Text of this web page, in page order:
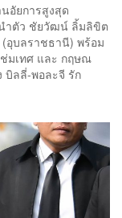
อัยการสูงสุด
ำตัว ชัยวัฒน์ ลิ้มลิขิต
อุบลราชธานี) พร้อม
มเทศ และ กฤษณ
บิลลี่-พอละจี รัก